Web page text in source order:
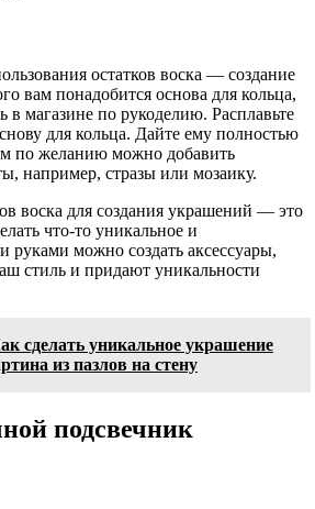
остатков воска — создание
вам понадобится основа для кольца,
магазине по рукоделию. Расплавьте
для кольца. Дайте ему полностью
по желанию можно добавить
например, стразы или мозаику.
воска для создания украшений — это
что-то уникальное и
можно создать аксессуары,
стиль и придают уникальности
сделать уникальное украшение
из пазлов на стену
подсвечник